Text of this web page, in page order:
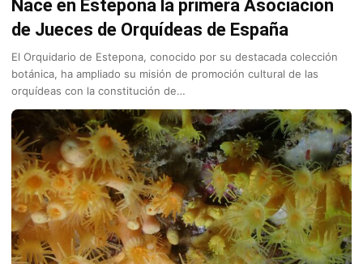
Nace en Estepona la primera Asociación
de Jueces de Orquídeas de España
El Orquidario de Estepona, conocido por su destacada colección
botánica, ha ampliado su misión de promoción cultural de las
orquídeas con la constitución de…